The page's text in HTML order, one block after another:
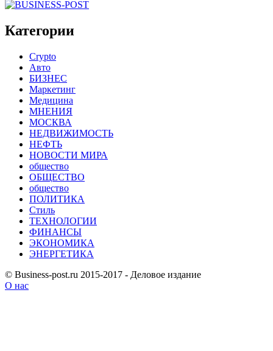
Категории
Crypto
Авто
БИЗНЕС
Маркетинг
Медицина
МНЕНИЯ
МОСКВА
НЕДВИЖИМОСТЬ
НЕФТЬ
НОВОСТИ МИРА
общество
ОБЩЕСТВО
общество
ПОЛИТИКА
Стиль
ТЕХНОЛОГИИ
ФИНАНСЫ
ЭКОНОМИКА
ЭНЕРГЕТИКА
© Business-post.ru 2015-2017 - Деловое издание
О нас